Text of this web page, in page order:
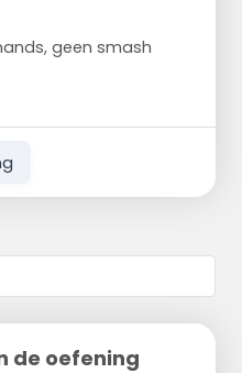
geen smash
de oefening